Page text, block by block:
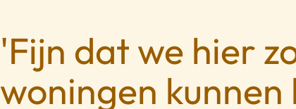
'Fijn dat we hier
woningen